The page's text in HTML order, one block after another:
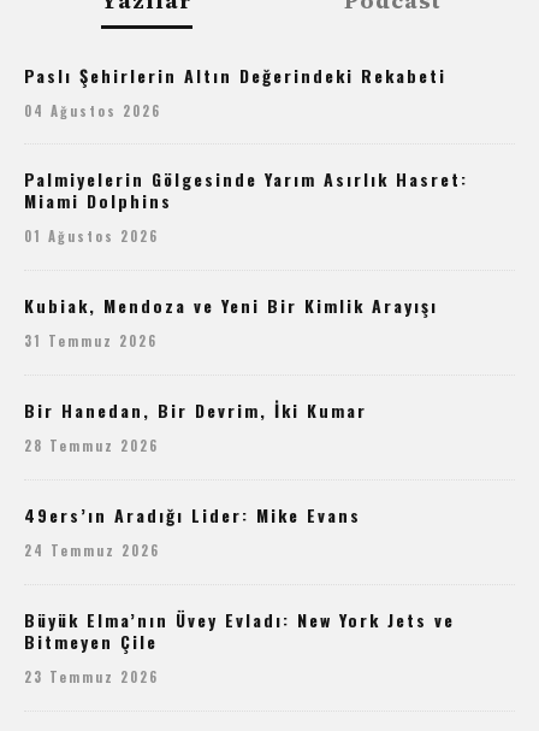
Paslı Şehirlerin Altın Değerindeki Rekabeti
04 Ağustos 2026
Palmiyelerin Gölgesinde Yarım Asırlık Hasret:
Miami Dolphins
01 Ağustos 2026
Kubiak, Mendoza ve Yeni Bir Kimlik Arayışı
31 Temmuz 2026
Bir Hanedan, Bir Devrim, İki Kumar
28 Temmuz 2026
49ers’ın Aradığı Lider: Mike Evans
24 Temmuz 2026
Büyük Elma’nın Üvey Evladı: New York Jets ve
Bitmeyen Çile
23 Temmuz 2026